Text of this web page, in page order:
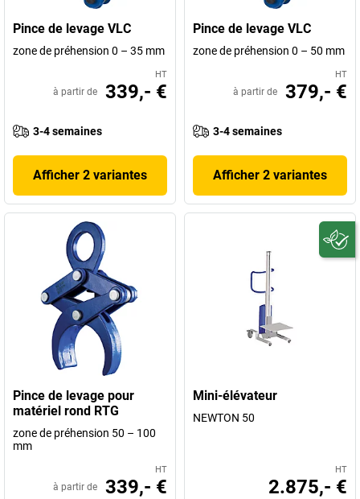
Pince de levage VLC
zone de préhension 0 – 35 mm
HT
à partir de 339,- €
3-4 semaines
Afficher 2 variantes
Pince de levage VLC
zone de préhension 0 – 50 mm
HT
à partir de 379,- €
3-4 semaines
Afficher 2 variantes
Pince de levage pour
matériel rond RTG
zone de préhension 50 – 100
mm
HT
à partir de 339,- €
Mini-élévateur
NEWTON 50
HT
2.875,- €